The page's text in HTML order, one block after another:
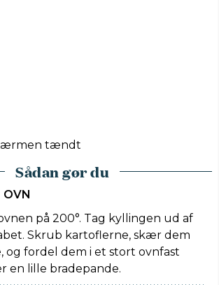
tændt
Sådan gør du
OVN
på 200°. Tag kyllingen ud af
Skrub kartoflerne, skær dem
og fordel dem i et stort ovnfast
en lille bradepande.